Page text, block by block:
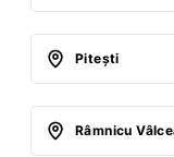
Piteşti
Râmnicu